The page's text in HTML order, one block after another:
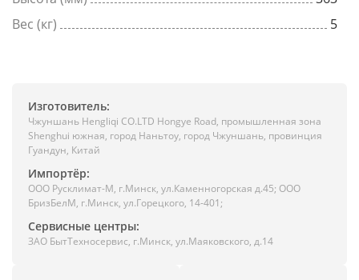
Вес (кг)
5
Изготовитель:
Чжуншань Hengliqi CO.LTD Hongye Road, промышленная зона
Shenghui южная, город Наньтоу, город Чжуншань, провинция
Гуандун, Китай
Импортёр:
ООО Русклимат-М, г.Минск, ул.Каменногорская д.45; ООО
БризБелМ, г.Минск, ул.Горецкого, 14-401;
Сервисные центры:
ЗАО БытТехносервис, г.Минск, ул.Маяковского, д.14